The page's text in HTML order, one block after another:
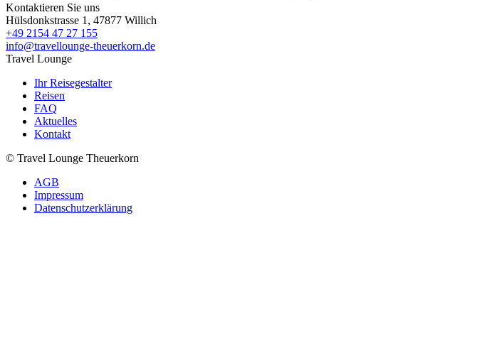
Kontaktieren Sie uns
Hülsdonkstrasse 1, 47877 Willich
+49 2154 47 27 155
info@travellounge-theuerkorn.de
Travel Lounge
Ihr Reisegestalter
Reisen
FAQ
Aktuelles
Kontakt
© Travel Lounge Theuerkorn
AGB
Impressum
Datenschutzerklärung